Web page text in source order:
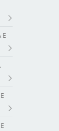
E